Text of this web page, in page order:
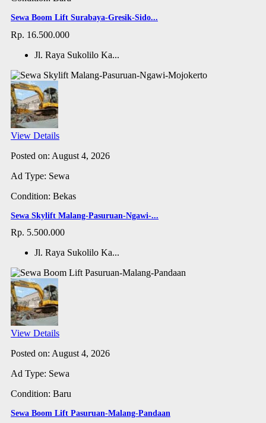
Sewa Boom Lift Surabaya-Gresik-Sido...
Rp. 16.500.000
Jl. Raya Sukolilo Ka...
View Details
Posted on: August 4, 2026
Ad Type: Sewa
Condition: Bekas
Sewa Skylift Malang-Pasuruan-Ngawi-...
Rp. 5.500.000
Jl. Raya Sukolilo Ka...
View Details
Posted on: August 4, 2026
Ad Type: Sewa
Condition: Baru
Sewa Boom Lift Pasuruan-Malang-Pandaan